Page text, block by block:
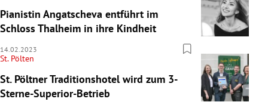
Pianistin Angatscheva entführt im
Schloss Thalheim in ihre Kindheit
14.02.2023
St. Pölten
St. Pöltner Traditionshotel wird zum 3-
Sterne-Superior-Betrieb